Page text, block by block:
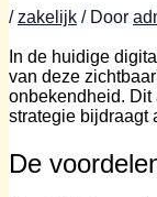
/zakelijk / Door
In de huidige
van deze
onbekendheid. Dit
strategie bijdraagt
De